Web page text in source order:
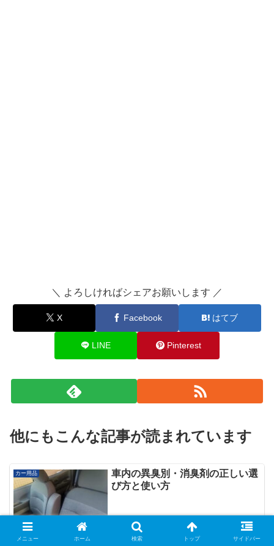
＼ よろしければシェアお願いします ／
X Facebook はてブ
LINE Pinterest
他にもこんな記事が読まれています
カー用品
車内の異臭別・消臭剤の正しい選
び方と使い方
メニュー ホーム 検索 トップ サイドバー